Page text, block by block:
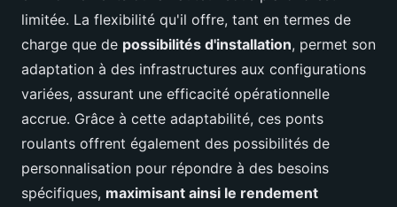
limitée. La flexibilité qu'il offre, tant en termes de
charge que de possibilités d'installation, permet son
adaptation à des infrastructures aux configurations
variées, assurant une efficacité opérationnelle
accrue. Grâce à cette adaptabilité, ces ponts
roulants offrent également des possibilités de
personnalisation pour répondre à des besoins
spécifiques, maximisant ainsi le rendement